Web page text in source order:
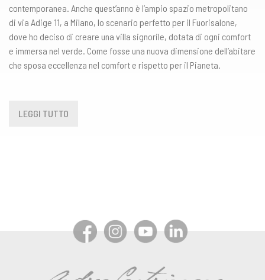
contemporanea. Anche quest’anno è l’ampio spazio metropolitano
di via Adige 11, a Milano, lo scenario perfetto per il Fuorisalone,
dove ho deciso di creare una villa signorile, dotata di ogni comfort
e immersa nel verde. Come fosse una nuova dimensione dell’abitare
che sposa eccellenza nel comfort e rispetto per il Pianeta.
LEGGI TUTTO